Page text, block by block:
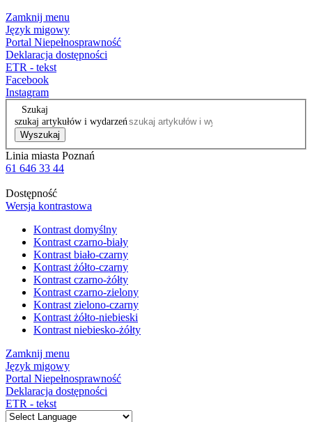
Zamknij menu
Język migowy
Portal Niepełnosprawność
Deklaracja dostępności
ETR - tekst
Facebook
Instagram
Szukaj
szukaj artykułów i wydarzeń
Wyszukaj
Linia miasta Poznań
61 646 33 44
Dostępność
Wersja kontrastowa
Kontrast domyślny
Kontrast czarno-biały
Kontrast biało-czarny
Kontrast żółto-czarny
Kontrast czarno-żółty
Kontrast czarno-zielony
Kontrast zielono-czarny
Kontrast żółto-niebieski
Kontrast niebiesko-żółty
Zamknij menu
Język migowy
Portal Niepełnosprawność
Deklaracja dostępności
ETR - tekst